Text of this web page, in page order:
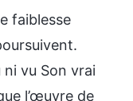
faiblesse
ni vu Son vrai
l’œuvre de